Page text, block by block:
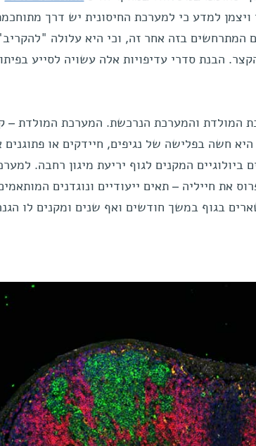
ויצמן למדע כי למערכת החיסונית יש דרך
המתרחשים בזה אחר זה, וכי היא עלולה
הבנת סדרי עדיפויות אלה עשויה לסייע
המולדת והמערכת הנרכשת. המערכת המולדת –
חשה בפלישה של נגיפים, חיידקים או פתוגנים
המקנים לגוף יריעת מיגון רחבה.
את חייליה – תאים ייעודיים ונוגדנים
בגוף במשך חודשים ואף שנים ומקנים לו